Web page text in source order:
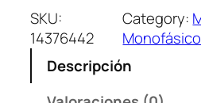
SKU:
14376442
Category:
Descripción